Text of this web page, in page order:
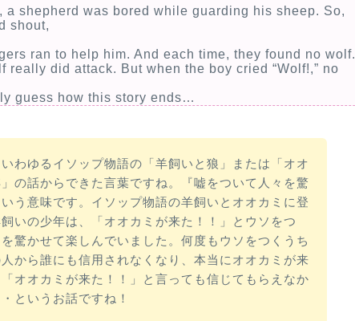
a shepherd was bored while guarding his sheep. So,
shout,
ran to help him. And each time, they found no wolf.
really did attack. But when the boy cried “Wolf!,” no
guess how this story ends…
わゆるイソップ物語の「羊飼いと狼」または「オオ
の話からできた言葉ですね。『嘘をついて人々を驚
う意味です。イソップ物語の羊飼いとオオカミに登
いの少年は、「オオカミが来た！！」とウソをつ
驚かせて楽しんでいました。何度もウソをつくうち
から誰にも信用されなくなり、本当にオオカミが来
オオカミが来た！！」と言っても信じてもらえなか
というお話ですね！